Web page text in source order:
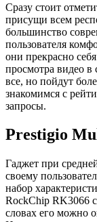
Сразу стоит
присущи всем
большинство
пользователя
они прекрасно
просмотра видео
все, но пойдут
знакомимся с
запросы.
Prestigio
Гаджет при
своему
набор
RockChip RK3066
словах его можно